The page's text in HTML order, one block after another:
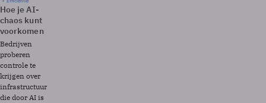
Hoe je AI-
chaos kunt
voorkomen
Bedrijven
proberen
controle te
krijgen over
infrastructuur
die door AI is